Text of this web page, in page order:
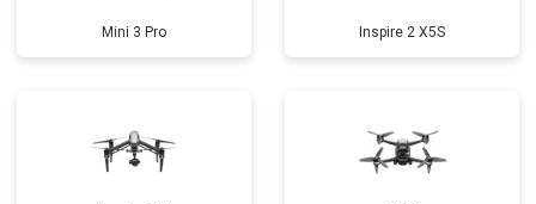
Mini 3 Pro Inspire 2 X5S